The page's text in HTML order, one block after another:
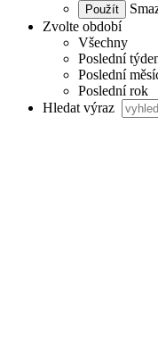
Zvolte období
Všechny
Poslední
Poslední
Poslední rok
Hledat výraz